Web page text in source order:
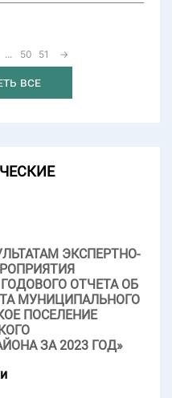
... 50 51 →
все
ЭКСПЕРТНО-
ОТЧЕТА ОБ
МУНИЦИПАЛЬНОГО
ПОСЕЛЕНИЕ
ЗА 2023 ГОД»